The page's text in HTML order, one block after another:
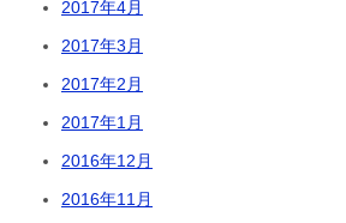
2017年4月
2017年3月
2017年2月
2017年1月
2016年12月
2016年11月